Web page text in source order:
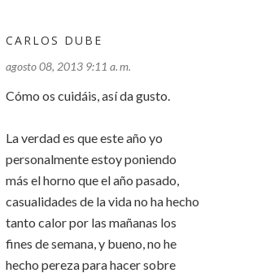
CARLOS DUBE
agosto 08, 2013 9:11 a. m.
Cómo os cuidáis, así da gusto.
La verdad es que este año yo
personalmente estoy poniendo
más el horno que el año pasado,
casualidades de la vida no ha hecho
tanto calor por las mañanas los
fines de semana, y bueno, no he
hecho pereza para hacer sobre